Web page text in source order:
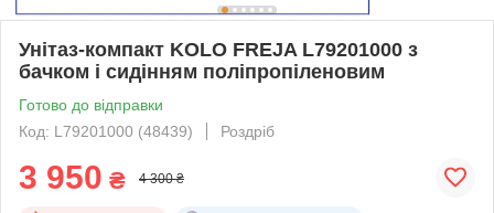
Унітаз-компакт KOLO FREJA L79201000 з
бачком і сидінням поліпропіленовим
Готово до відправки
Код: L79201000 (48439)
Роздріб
3 950 ₴ 4 300 ₴